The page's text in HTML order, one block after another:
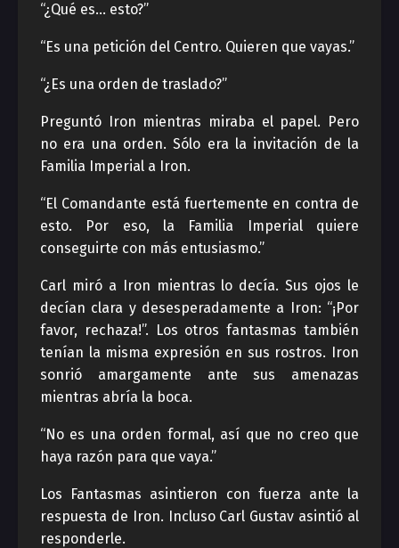
“¿Qué es… esto?”
“Es una petición del Centro. Quieren que vayas.”
“¿Es una orden de traslado?”
Preguntó Iron mientras miraba el papel. Pero
no era una orden. Sólo era la invitación de la
Familia Imperial a Iron.
“El Comandante está fuertemente en contra de
esto. Por eso, la Familia Imperial quiere
conseguirte con más entusiasmo.”
Carl miró a Iron mientras lo decía. Sus ojos le
decían clara y desesperadamente a Iron: “¡Por
favor, rechaza!”. Los otros fantasmas también
tenían la misma expresión en sus rostros. Iron
sonrió amargamente ante sus amenazas
mientras abría la boca.
“No es una orden formal, así que no creo que
haya razón para que vaya.”
Los Fantasmas asintieron con fuerza ante la
respuesta de Iron. Incluso Carl Gustav asintió al
responderle.